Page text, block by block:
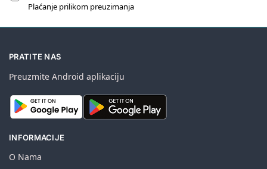
Plaćanje prilikom preuzimanja
PRATITE NAS
Preuzmite Android aplikaciju
INFORMACIJE
O Nama